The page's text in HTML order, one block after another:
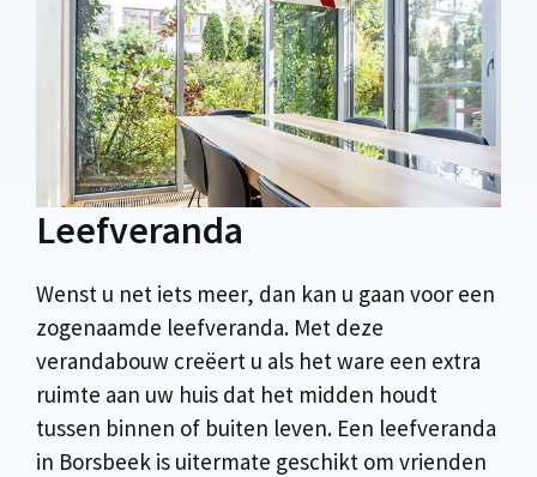
Leefveranda
Wenst u net iets meer, dan kan u gaan voor een
zogenaamde leefveranda. Met deze
verandabouw creëert u als het ware een extra
ruimte aan uw huis dat het midden houdt
tussen binnen of buiten leven. Een leefveranda
in Borsbeek is uitermate geschikt om vrienden